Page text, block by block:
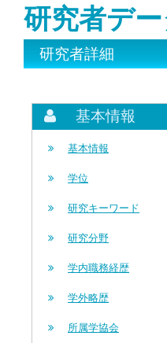
研究者デ
研究者詳細
基本情報
基本情報
学位
研究キーワード
研究分野
学内職務経歴
学外略歴
所属学協会